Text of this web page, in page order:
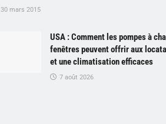
30 mars 2015
USA : Comment les pompes à
fenêtres peuvent offrir aux
et une climatisation efficaces
7 août 2026